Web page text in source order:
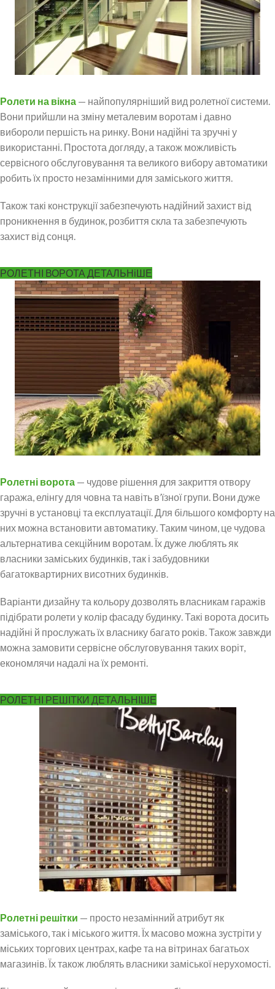
Ролети на вікна — найпопулярніший вид ролетної системи.
Вони прийшли на зміну металевим воротам і давно
вибороли першість на ринку. Вони надійні та зручні у
використанні. Простота догляду, а також можливість
сервісного обслуговування та великого вибору автоматики
робить їх просто незамінними для заміського життя.
Також такі конструкції забезпечують надійний захист від
проникнення в будинок, розбиття скла та забезпечують
захист від сонця.
РОЛЕТНІ ВОРОТА ДЕТАЛЬНіШЕ
Ролетні ворота — чудове рішення для закриття отвору
гаража, елінгу для човна та навіть в’їзної групи. Вони дуже
зручні в установці та експлуатації. Для більшого комфорту на
них можна встановити автоматику. Таким чином, це чудова
альтернатива секційним воротам. Їх дуже люблять як
власники заміських будинків, так і забудовники
багатоквартирних висотних будинків.
Варіанти дизайну та кольору дозволять власникам гаражів
підібрати ролети у колір фасаду будинку. Такі ворота досить
надійні й прослужать їх власнику багато років. Також завжди
можна замовити сервісне обслуговування таких воріт,
економлячи надалі на їх ремонті.
РОЛЕТНІ РЕШІТКИ ДЕТАЛЬНІШЕ
Ролетні решітки — просто незамінний атрибут як
заміського, так і міського життя. Їх масово можна зустріти у
міських торгових центрах, кафе та на вітринах багатьох
магазинів. Їх також люблять власники заміської нерухомості.